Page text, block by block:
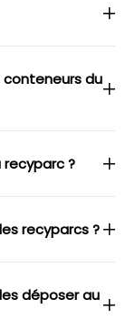
conteneurs du
?
recyparcs ?
déposer au